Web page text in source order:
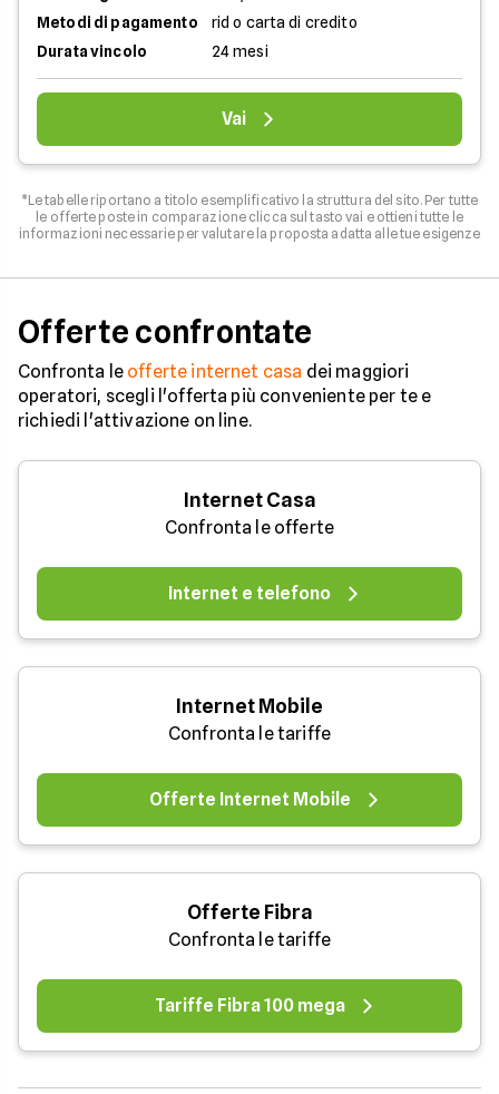
Metodi di pagamento
rid o carta di credito
Durata vincolo
24 mesi
Vai
*Le tabelle riportano a titolo esemplificativo la struttura del sito. Per tutte
le offerte poste in comparazione clicca sul tasto vai e ottieni tutte le
informazioni necessarie per valutare la proposta adatta alle tue esigenze
Offerte confrontate
Confronta le offerte internet casa dei maggiori
operatori, scegli l'offerta più conveniente per te e
richiedi l'attivazione on line.
Internet Casa
Confronta le offerte
Internet e telefono
Internet Mobile
Confronta le tariffe
Offerte Internet Mobile
Offerte Fibra
Confronta le tariffe
Tariffe Fibra 100 mega